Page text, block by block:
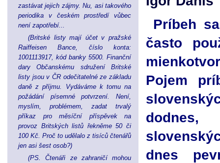
zastávat jejich zájmy. Nu, asi takového
periodika v českém prostředí vůbec
není zapotřebí...
(Britské listy mají účet v pražské
Raiffeisen Bance, číslo konta:
1001113917, kód banky 5500. Finanční
dary Občanskému sdružení Britské
listy jsou v ČR odečitatelné ze základu
daně z příjmu. Vydáváme k tomu na
požádání písemné potvrzení. Není,
myslím, problémem, zadat trvalý
příkaz pro měsíční příspěvek na
provoz Britských listů řekněme 50 či
100 Kč. Proč to udělalo z tisíců čtenářů
jen asi šest osob?)
(PS. Čtenáři ze zahraničí mohou
Príbeh
často
Pojem
dnes